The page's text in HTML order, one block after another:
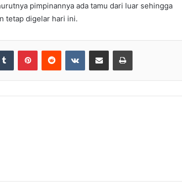
pimpinannya ada tamu dari luar sehingga
tetap digelar hari ini.